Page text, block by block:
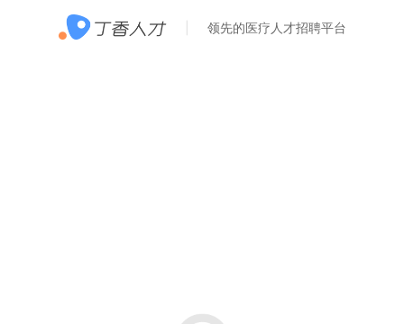
领先的医疗人才招聘平台